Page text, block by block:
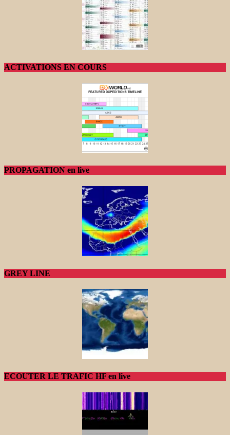
ACTIVATIONS EN COURS
PROPAGATION en live
GREY LINE
ECOUTER LE TRAFIC HF en live